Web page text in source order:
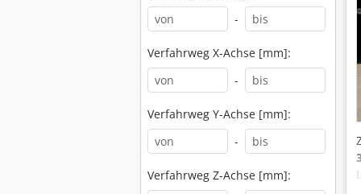
-
Verfahrweg X-Achse [mm]:
-
Verfahrweg Y-Achse [mm]:
-
Verfahrweg Z-Achse [mm]: